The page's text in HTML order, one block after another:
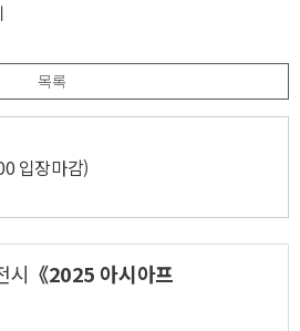
목록
입장마감)
시 《2025 아시아프